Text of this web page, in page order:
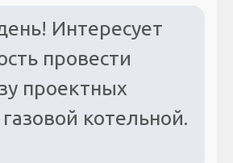
Интересует
провести
проектных
котельной.